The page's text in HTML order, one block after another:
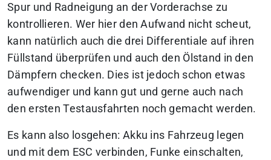
Spur und Radneigung an der Vorderachse zu
kontrollieren. Wer hier den Aufwand nicht scheut,
kann natürlich auch die drei Differentiale auf ihren
Füllstand überprüfen und auch den Ölstand in den
Dämpfern checken. Dies ist jedoch schon etwas
aufwendiger und kann gut und gerne auch nach
den ersten Testausfahrten noch gemacht werden.
Es kann also losgehen: Akku ins Fahrzeug legen
und mit dem ESC verbinden, Funke einschalten,